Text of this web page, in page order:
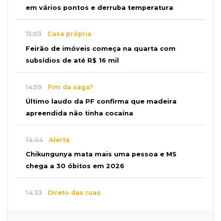
em vários pontos e derruba temperatura
15:03 Casa própria
Feirão de imóveis começa na quarta com
subsídios de até R$ 16 mil
14:59 Fim da saga?
Último laudo da PF confirma que madeira
apreendida não tinha cocaína
14:44 Alerta
Chikungunya mata mais uma pessoa e MS
chega a 30 óbitos em 2026
14:33 Direto das ruas